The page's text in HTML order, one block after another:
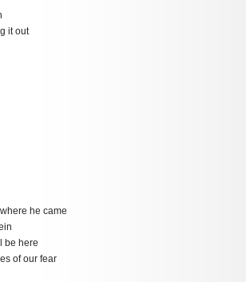
it out
he came
be here
of our fear